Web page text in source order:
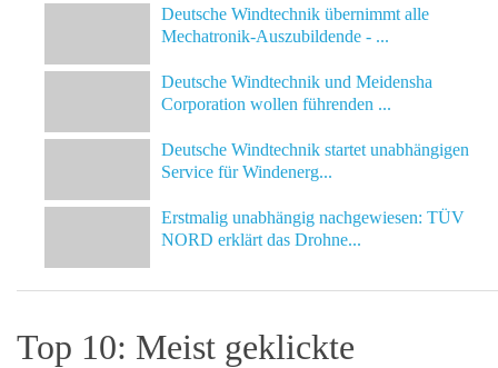
Deutsche Windtechnik übernimmt alle
Mechatronik-Auszubildende - ...
Deutsche Windtechnik und Meidensha
Corporation wollen führenden ...
Deutsche Windtechnik startet unabhängigen
Service für Windenerg...
Erstmalig unabhängig nachgewiesen: TÜV
NORD erklärt das Drohne...
Top 10: Meist geklickte